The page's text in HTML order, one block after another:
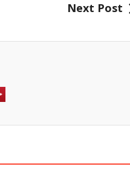
Next Post